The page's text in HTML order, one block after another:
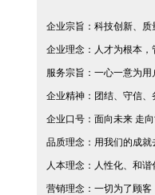
企业宗旨：科技创新、
企业理念：人才为根本
服务宗旨：一心一意为
企业精神：团结、守信、
企业口号：面向未来 走
品质理念：用我们的成就
人本理念：人性化、和谐
营销理念：一切为了顾客